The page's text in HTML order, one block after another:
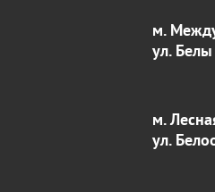
м.
ул.
м.
ул.